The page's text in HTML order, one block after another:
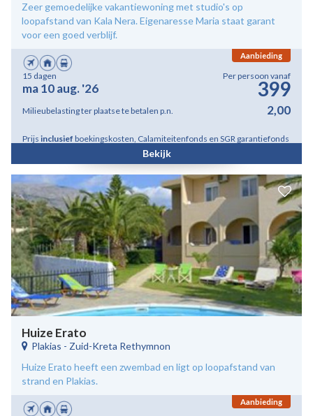
Zeer gemoedelijke vakantiewoning met studio's op
loopafstand van Kala Nera. Eigenaresse Maria staat garant
voor een goed verblijf.
Aanbieding
15 dagen
ma 10 aug. '26
Per persoon vanaf
399
Milieubelasting ter plaatse te betalen p.n. 2,00
Prijs inclusief boekingskosten, Calamiteitenfonds en SGR garantiefonds
Bekijk
Huize Erato
Plakias - Zuid-Kreta Rethymnon
Huize Erato heeft een zwembad en ligt op loopafstand van
strand en Plakias.
Aanbieding